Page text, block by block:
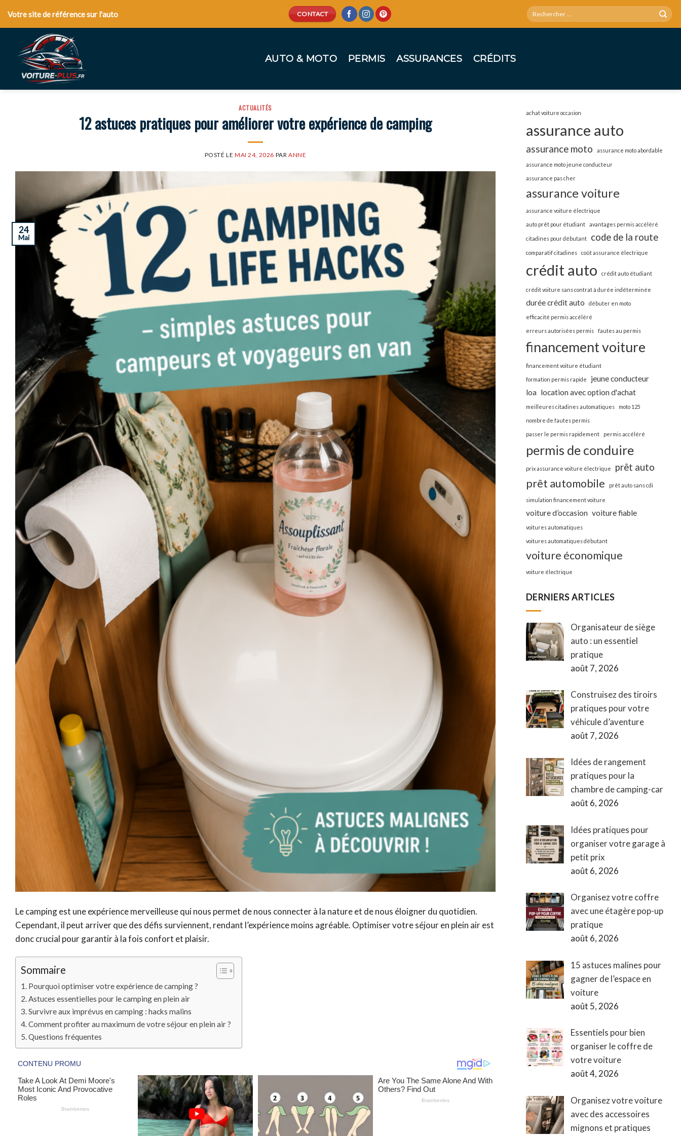
Votre site de référence sur l'auto CONTACT
AUTO & MOTO PERMIS ASSURANCES CRÉDITS
ACTUALITÉS
12 astuces pratiques pour améliorer votre expérience de camping
POSTÉ LE MAI 24, 2026 PARANNE
24
Mai
Le camping est une expérience merveilleuse qui nous permet de nous connecter à la nature et de nous éloigner du quotidien.
Cependant, il peut arriver que des défis surviennent, rendant l’expérience moins agréable. Optimiser votre séjour en plein air est
donc crucial pour garantir à la fois confort et plaisir.
Sommaire
Pourquoi optimiser votre expérience de camping ?
Astuces essentielles pour le camping en plein air
Survivre aux imprévus en camping : hacks malins
Comment profiter au maximum de votre séjour en plein air ?
Questions fréquentes
achat voiture occasion
assurance auto
assurance moto assurance moto abordable
assurance moto jeune conducteur
assurance pas cher
assurance voiture
assurance voiture électrique
auto prêt pour étudiant avantages permis accéléré
citadines pour débutant code de la route
comparatif citadines coût assurance électrique
crédit auto crédit auto étudiant
crédit voiture sans contrat à durée indéterminée
durée crédit auto débuter en moto
efficacité permis accéléré
erreurs autorisées permis fautes au permis
financement voiture
financement voiture étudiant
formation permis rapide
jeune conducteur
loa location avec option d'achat
meilleures citadines automatiques moto 125
nombre de fautes permis
passer le permis rapidement permis accéléré
permis de conduire
prix assurance voiture électrique prêt auto
prêt automobile prêt auto sans cdi
simulation financement voiture
voiture d’occasion voiture fiable
voitures automatiques
voitures automatiques débutant
voiture économique
voiture électrique
DERNIERS ARTICLES
Organisateur de siège
auto : un essentiel
pratique
août 7, 2026
Construisez des tiroirs
pratiques pour votre
véhicule d’aventure
août 7, 2026
Idées de rangement
pratiques pour la
chambre de camping-car
août 6, 2026
Idées pratiques pour
organiser votre garage à
petit prix
août 6, 2026
Organisez votre coffre
avec une étagère pop-up
pratique
août 6, 2026
15 astuces malines pour
gagner de l’espace en
voiture
août 5, 2026
Essentiels pour bien
organiser le coffre de
votre voiture
août 4, 2026
Organisez votre voiture
avec des accessoires
mignons et pratiques